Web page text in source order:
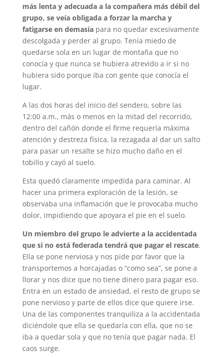
más lenta y adecuada a la compañera más débil del
grupo, se veía obligada a forzar la marcha y
fatigarse en demasíapara no quedar excesivamente
descolgada y perder al grupo. Tenía miedo de
quedarse sola en un lugar de montaña que no
conocía y que nunca se hubiera atrevido a ir si no
hubiera sido porque iba con gente que conocía el
lugar.
A las dos horas del inicio del sendero, sobre las
12:00 a.m., más o menos en la mitad del recorrido,
dentro del cañón donde el firme requería máxima
atención y destreza física, la rezagada al dar un salto
para pasar un resalte se hizo mucho daño en el
tobillo y cayó al suelo.
Esta quedó claramente impedida para caminar. Al
hacer una primera exploración de la lesión, se
observaba una inflamación que le provocaba mucho
dolor, impidiendo que apoyara el pie en el suelo.
Un miembro del grupo le advierte a la accidentada
que si no está federada tendrá que pagar el rescate.
Ella se pone nerviosa y nos pide por favor que la
transportemos a horcajadas o “como sea”, se pone a
llorar y nos dice que no tiene dinero para pagar eso.
Entra en un estado de ansiedad, el resto de grupo se
pone nervioso y parte de ellos dice que quiere irse.
Una de las componentes tranquiliza a la accidentada
diciéndole que ella se quedaría con ella, que no se
iba a quedar sola y que no tenía que pagar nada. El
caos surge.